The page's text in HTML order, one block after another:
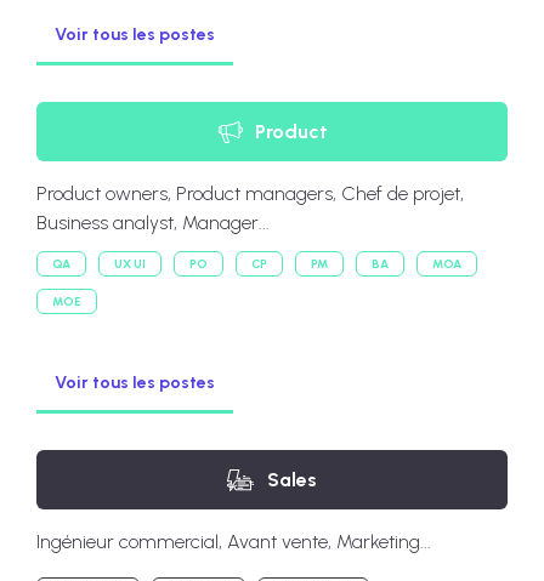
Voir tous les postes
Product
Product owners, Product managers, Chef de projet,
Business analyst, Manager...
QA UX UI PO CP PM BA MOA
MOE
Voir tous les postes
Sales
Ingénieur commercial, Avant vente, Marketing...